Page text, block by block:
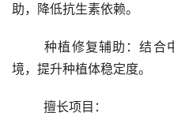
助，降低抗生素依赖。
	种植修复辅助：结合中医调理改善种植术后愈合环
境，提升种植体稳定度。
	擅长项目：